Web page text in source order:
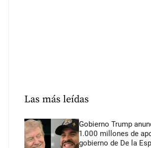
Las más leídas
Gobierno Trump
1.000 millones de
gobierno de De la